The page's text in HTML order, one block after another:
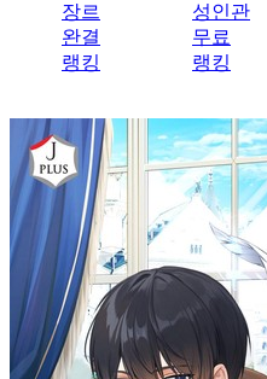
장르
완결
랭킹
성인관
무료
랭킹